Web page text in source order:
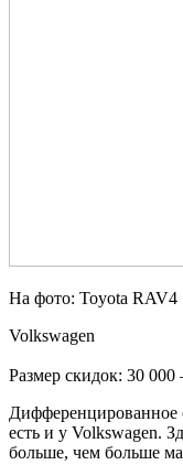
На фото: Toyota RAV4
Volkswagen
Размер скидок: 30
Дифференцированное
есть и у Volkswagen.
больше, чем больше